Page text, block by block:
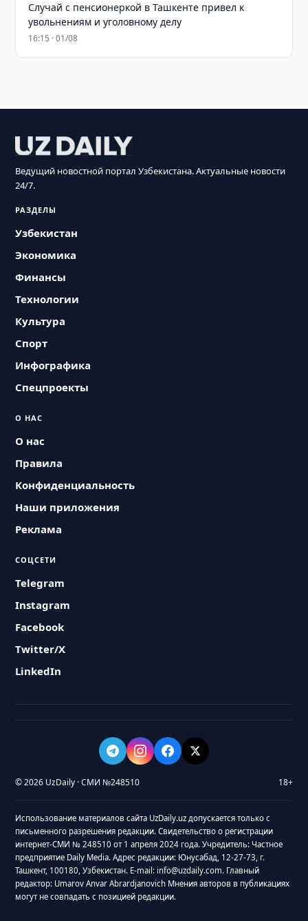
Случай с пенсионеркой в Ташкенте привел к
увольнениям и уголовному делу
16:15 · 01/08
Ведущий новостной портал Узбекистана. Актуальные новости
24/7.
РАЗДЕЛЫ
Узбекистан
Экономика
Финансы
Технологии
Культура
Спорт
Инфографика
Спецпроекты
О НАС
О нас
Правила
Конфиденциальность
Наши приложения
Реклама
СОЦСЕТИ
Telegram
Instagram
Facebook
Twitter/X
LinkedIn
© 2026 UzDaily · СМИ №248510 18+
Использование материалов сайта UzDaily.uz допускается только с
письменного разрешения редакции. Свидетельство о регистрации
интернет-СМИ № 248510 от 1 апреля 2024 года. Учредитель: Частное
предприятие Daily Media. Адрес редакции: Юнусабад, 12-27-73, г.
Ташкент, 100180, Узбекистан. E-mail: info@uzdaily.com. Главный
редактор: Umarov Anvar Abrardjanovich Мнения авторов в публикациях
могут не совпадать с позицией редакции.